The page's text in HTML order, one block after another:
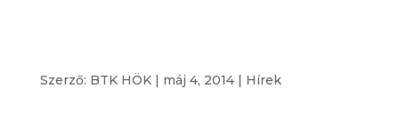
Szerző: BTK HÖK| máj 4, 2014| Hírek